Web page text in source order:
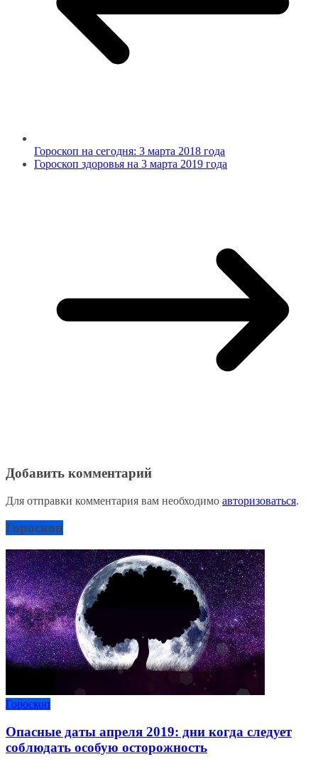
Гороскоп на сегодня: 3 марта 2018 года
Гороскоп здоровья на 3 марта 2019 года
Добавить комментарий
Для отправки комментария вам необходимо авторизоваться.
Гороскоп
Гороскоп
Опасные даты апреля 2019: дни когда следует
соблюдать особую осторожность